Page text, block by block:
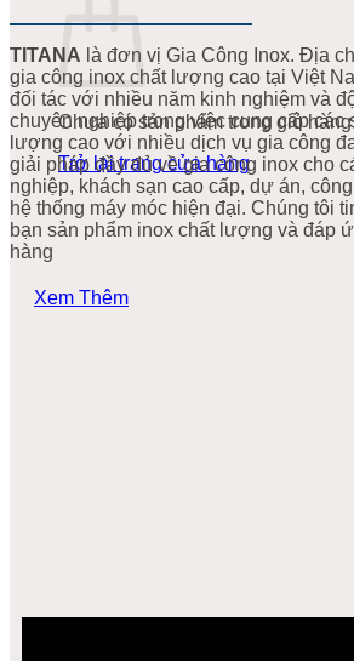
Chưa có sản phẩm trong giỏ
Trở lại trang cửa hàng
TITANA là đơn vị Gia Công Inox. Địa
gia công inox chất lượng cao tại Việt
đối tác với nhiều năm kinh nghiệm và
chuyên nghiệp trong việc cung cấp các
lượng cao với nhiều dịch vụ gia công
giải pháp đầy đủ về gia công inox cho
nghiệp, khách sạn cao cấp, dự án,
hệ thống máy móc hiện đại. Chúng tôi
bạn sản phẩm inox chất lượng và đáp
hàng
Xem Thêm